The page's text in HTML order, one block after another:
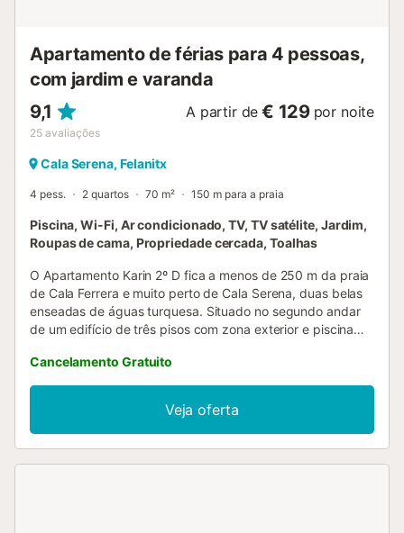
Apartamento de férias para 4 pessoas,
com jardim e varanda
9,1
25 avaliações
A partir de € 129 por noite
Cala Serena, Felanitx
4 pess. 2 quartos 70 m² 150 m para a praia
Piscina, Wi-Fi, Ar condicionado, TV, TV satélite, Jardim,
Roupas de cama, Propriedade cercada, Toalhas
O Apartamento Karin 2º D fica a menos de 250 m da praia
de Cala Ferrera e muito perto de Cala Serena, duas belas
enseadas de águas turquesa. Situado no segundo andar
de um edifício de três pisos com zona exterior e piscina
de sala de estar/jantar com sofá-cama, kitchenette
totalmente equipada, 2 quartos com camas individuais e
casa de banho completa. Oferece todas as comodidades
para umas férias perfeitas: Wi-Fi, ar condicionado, Smart
TV, máquina de lavar roupa, máquina de café, secador de
Cancelamento Gratuito
Veja oferta